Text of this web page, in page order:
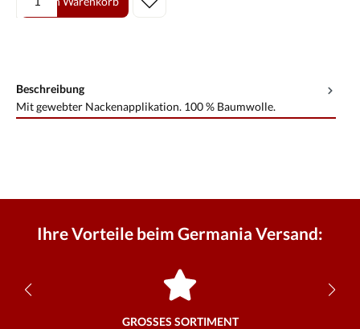
Beschreibung
Mit gewebter Nackenapplikation. 100 % Baumwolle.
Ihre Vorteile beim Germania Versand:
GROSSES SORTIMENT